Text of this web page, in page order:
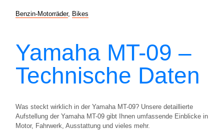
Benzin-Motorräder, Bikes
Yamaha MT-09 –
Technische Daten
Was steckt wirklich in der Yamaha MT-09? Unsere detaillierte
Aufstellung der Yamaha MT-09 gibt Ihnen umfassende Einblicke in
Motor, Fahrwerk, Ausstattung und vieles mehr.